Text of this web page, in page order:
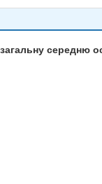
середню